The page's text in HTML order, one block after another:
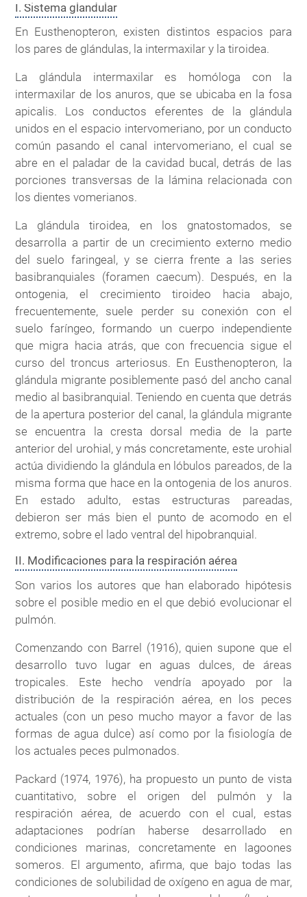
I. Sistema glandular
En Eusthenopteron, existen distintos espacios para
los pares de glándulas, la intermaxilar y la tiroidea.
La glándula intermaxilar es homóloga con la
intermaxilar de los anuros, que se ubicaba en la fosa
apicalis. Los conductos eferentes de la glándula
unidos en el espacio intervomeriano, por un conducto
común pasando el canal intervomeriano, el cual se
abre en el paladar de la cavidad bucal, detrás de las
porciones transversas de la lámina relacionada con
los dientes vomerianos.
La glándula tiroidea, en los gnatostomados, se
desarrolla a partir de un crecimiento externo medio
del suelo faringeal, y se cierra frente a las series
basibranquiales (foramen caecum). Después, en la
ontogenia, el crecimiento tiroideo hacia abajo,
frecuentemente, suele perder su conexión con el
suelo faríngeo, formando un cuerpo independiente
que migra hacia atrás, que con frecuencia sigue el
curso del troncus arteriosus. En Eusthenopteron, la
glándula migrante posiblemente pasó del ancho canal
medio al basibranquial. Teniendo en cuenta que detrás
de la apertura posterior del canal, la glándula migrante
se encuentra la cresta dorsal media de la parte
anterior del urohial, y más concretamente, este urohial
actúa dividiendo la glándula en lóbulos pareados, de la
misma forma que hace en la ontogenia de los anuros.
En estado adulto, estas estructuras pareadas,
debieron ser más bien el punto de acomodo en el
extremo, sobre el lado ventral del hipobranquial.
II. Modificaciones para la respiración aérea
Son varios los autores que han elaborado hipótesis
sobre el posible medio en el que debió evolucionar el
pulmón.
Comenzando con Barrel (1916), quien supone que el
desarrollo tuvo lugar en aguas dulces, de áreas
tropicales. Este hecho vendría apoyado por la
distribución de la respiración aérea, en los peces
actuales (con un peso mucho mayor a favor de las
formas de agua dulce) así como por la fisiología de
los actuales peces pulmonados.
Packard (1974, 1976), ha propuesto un punto de vista
cuantitativo, sobre el origen del pulmón y la
respiración aérea, de acuerdo con el cual, estas
adaptaciones podrían haberse desarrollado en
condiciones marinas, concretamente en lagoones
someros. El argumento, afirma, que bajo todas las
condiciones de solubilidad de oxígeno en agua de mar,